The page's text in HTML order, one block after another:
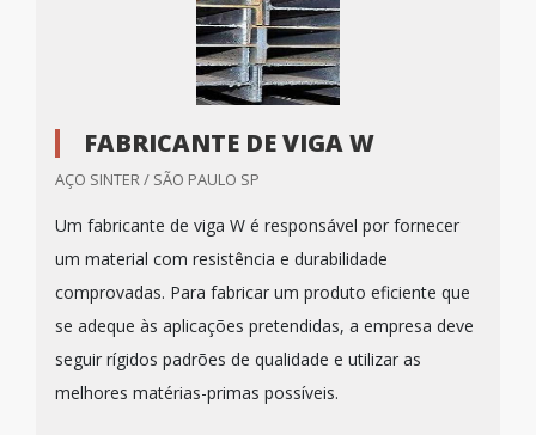
FABRICANTE DE VIGA W
AÇO SINTER / SÃO PAULO SP
Um fabricante de viga W é responsável por fornecer
um material com resistência e durabilidade
comprovadas. Para fabricar um produto eficiente que
se adeque às aplicações pretendidas, a empresa deve
seguir rígidos padrões de qualidade e utilizar as
melhores matérias-primas possíveis.